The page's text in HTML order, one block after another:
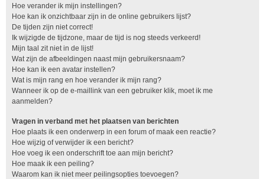
Hoe verander ik mijn instellingen?
Hoe kan ik onzichtbaar zijn in de online gebruikers lijst?
De tijden zijn niet correct!
Ik wijzigde de tijdzone, maar de tijd is nog steeds verkeerd!
Mijn taal zit niet in de lijst!
Wat zijn de afbeeldingen naast mijn gebruikersnaam?
Hoe kan ik een avatar instellen?
Wat is mijn rang en hoe verander ik mijn rang?
Wanneer ik op de e-maillink van een gebruiker klik, moet ik me
aanmelden?
Vragen in verband met het plaatsen van berichten
Hoe plaats ik een onderwerp in een forum of maak een reactie?
Hoe wijzig of verwijder ik een bericht?
Hoe voeg ik een onderschrift toe aan mijn bericht?
Hoe maak ik een peiling?
Waarom kan ik niet meer peilingsopties toevoegen?